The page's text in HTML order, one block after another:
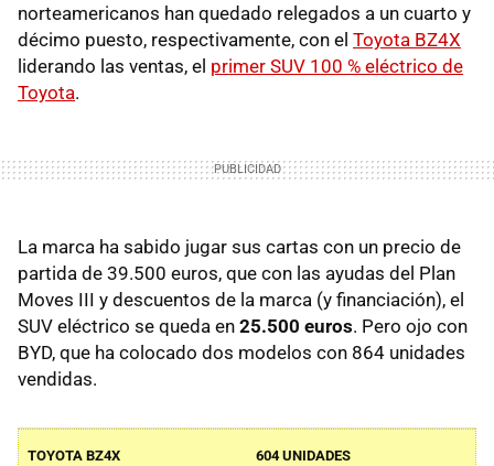
norteamericanos han quedado relegados a un cuarto y
décimo puesto, respectivamente, con el Toyota BZ4X
liderando las ventas, el primer SUV 100 % eléctrico de
Toyota.
La marca ha sabido jugar sus cartas con un precio de
partida de 39.500 euros, que con las ayudas del Plan
Moves III y descuentos de la marca (y financiación), el
SUV eléctrico se queda en 25.500 euros. Pero ojo con
BYD, que ha colocado dos modelos con 864 unidades
vendidas.
TOYOTA BZ4X 604 UNIDADES